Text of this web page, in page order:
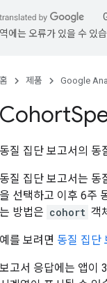
역에는 오류가 있을 수 있
홈 제품 Google
Cohort
동질 집단 보고서의 동
동질 집단 보고서는 동
을 선택하고 이후 6주
는 방법은 cohort 객
예를 보려면 동질 집단
보고서 응답에는 앱이